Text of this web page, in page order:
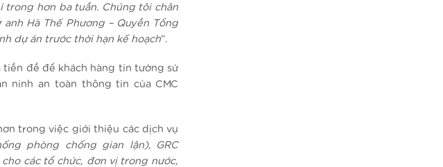
hơn ba tuần. Chúng tôi chân
Hà Thế Phương – Quyền Tổng
dự án trước thời hạn kế hoạch”.
tiền đề để khách hàng tin tưởng sử
ninh an toàn thông tin của CMC
trong việc giới thiệu các dịch vụ
phòng chống gian lận), GRC
các tổ chức, đơn vị trong nước,